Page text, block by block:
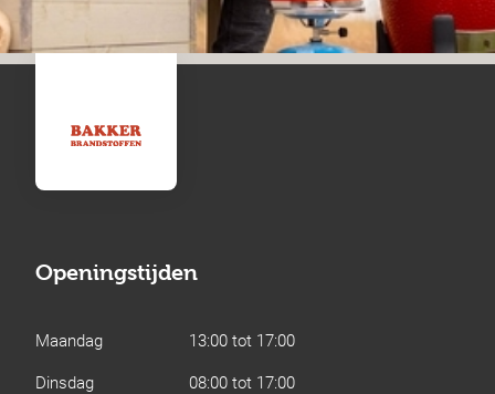
Openingstijden
Maandag
13:00 tot 17:00
Dinsdag
08:00 tot 17:00